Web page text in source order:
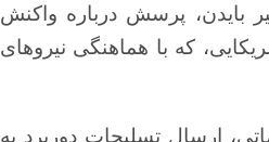
بایدن، پرسش درباره واکنش
که با هماهنگی نیروهای
ارسال تسلیحات دوربرد به